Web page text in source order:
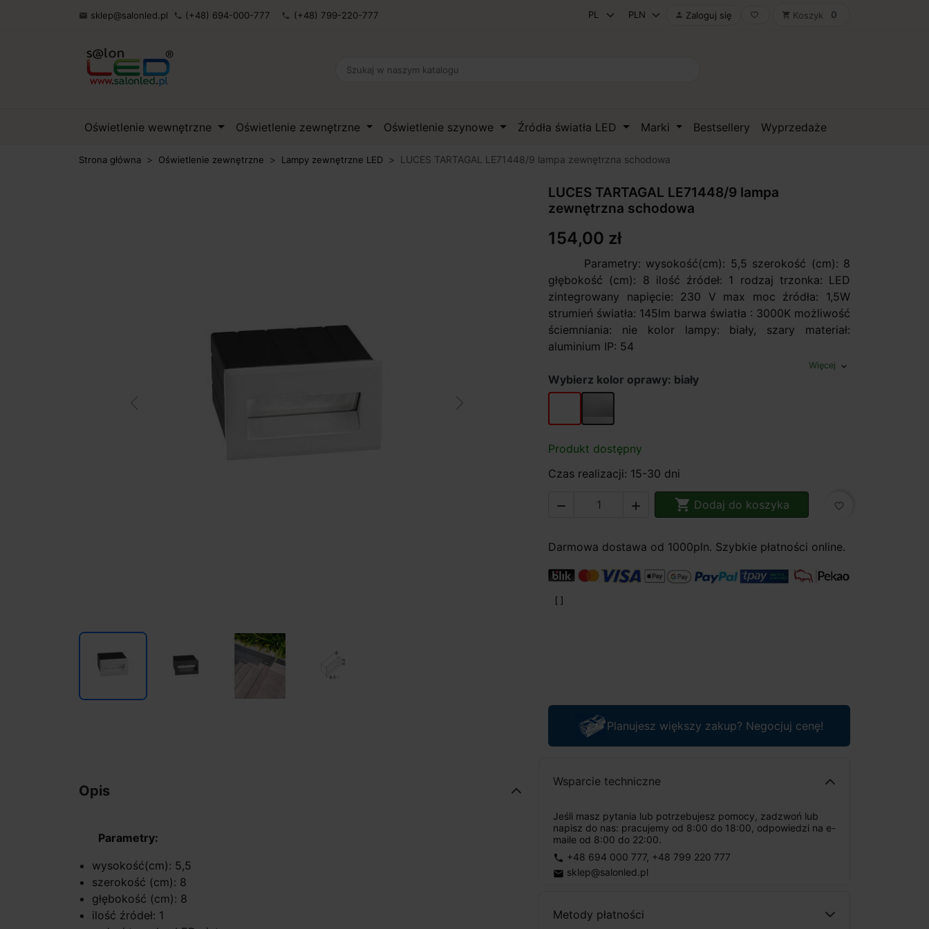
 sklep@salonled.pl phone (+48) 694-000-777 phone (+48) 799-220-777  Zaloguj się favorite_border shopping_cart Koszyk 0
Oświetlenie wewnętrzne Oświetlenie zewnętrzne Oświetlenie szynowe Źródła światła LED Marki Bestsellery Wyprzedaże
Strona główna Oświetlenie zewnętrzne Lampy zewnętrzne LED LUCES TARTAGAL LE71448/9 lampa zewnętrzna schodowa
LUCES TARTAGAL LE71448/9 lampa
zewnętrzna schodowa
154,00 zł
Parametry: wysokość(cm): 5,5 szerokość (cm): 8
głębokość (cm): 8 ilość źródeł: 1 rodzaj trzonka: LED
zintegrowany napięcie: 230 V max moc źródła: 1,5W
strumień światła: 145lm barwa światła : 3000K możliwość
ściemniania: nie kolor lampy: biały, szary materiał:
aluminium IP: 54
Więcej expand_more
Wybierz kolor oprawy: biały
biały szary
Produkt dostępny
Czas realizacji: 15-30 dni
   Dodaj do koszyka favorite_border
Darmowa dostawa od 1000pln. Szybkie płatności online.
Planujesz większy zakup? Negocjuj cenę!
Wsparcie techniczne
Jeśli masz pytania lub potrzebujesz pomocy, zadzwoń lub
napisz do nas: pracujemy od 8:00 do 18:00, odpowiedzi na e-
maile od 8:00 do 22:00.
phone +48 694 000 777, +48 799 220 777
email sklep@salonled.pl
Metody płatności
Opis
Parametry:
wysokość(cm): 5,5
szerokość (cm): 8
głębokość (cm): 8
ilość źródeł: 1